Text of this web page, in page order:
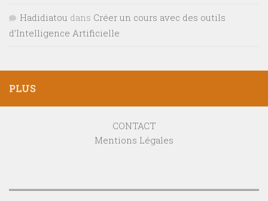
Hadidiatou dans Créer un cours avec des outils
d’Intelligence Artificielle
PLUS
CONTACT
Mentions Légales